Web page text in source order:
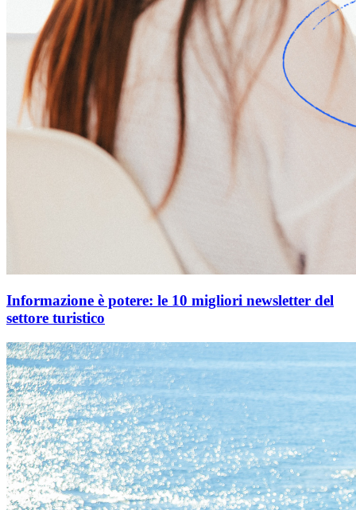
Informazione è potere: le 10 migliori newsletter del
settore turistico